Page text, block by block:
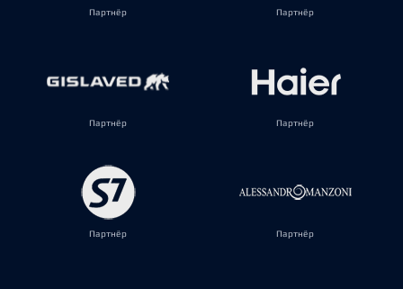
Партнёр Партнёр
Партнёр Партнёр
Партнёр Партнёр